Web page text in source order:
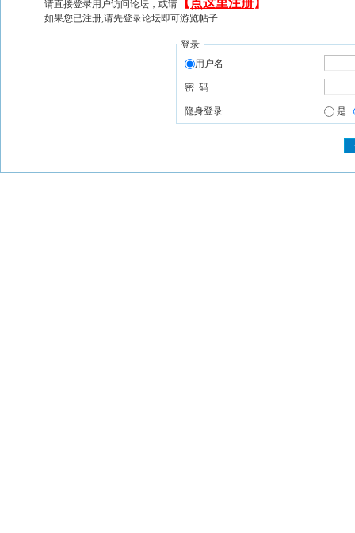
请直接登录用户访问论坛，或请 【 点这里注册】
如果您已注册,请先登录论坛即可游览帖子
登录
用户名
密 码
隐身登录 是